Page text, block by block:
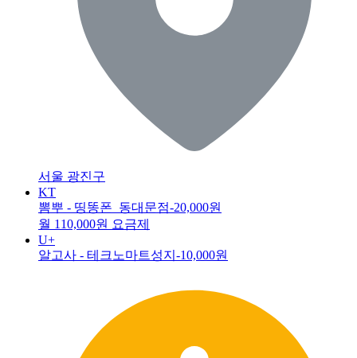
서울 광진구
KT
뽐뿌 - 띵똥폰_동대문점-20,000원
월 110,000원 요금제
U+
알고사 - 테크노마트성지 -10,000원